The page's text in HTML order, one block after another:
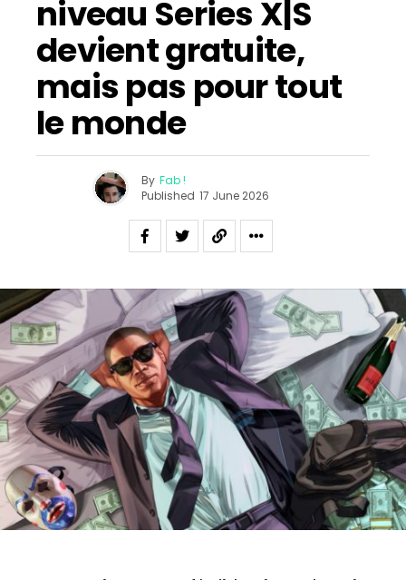
niveau Series X|S
devient gratuite,
mais pas pour tout
le monde
By Fab !
Published 17 June 2026